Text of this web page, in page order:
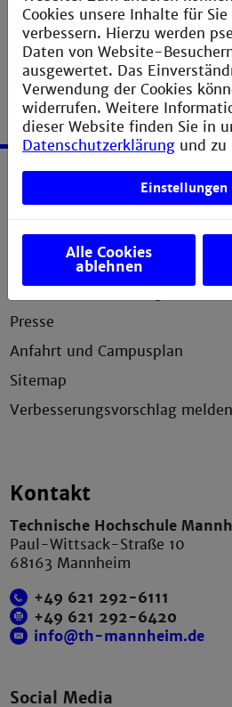
Impressum
Erklärung zur Barrierefreiheit
Presse
Anfahrt und Campusplan
Sitemap
Verbesserungsvorschlag melden
Kontakt
Technische Hochschule
Paul-Wittsack-Straße 10
68163 Mannheim
+49 621 292-6111
+49 621 292-6420
info@th-mannheim.de
Social Media
Cookies unsere Inhalte für
verbessern. Hierzu werden
Daten von Website-
ausgewertet. Das
Verwendung der Cookies
widerrufen. Weitere
dieser Website finden Sie in
Datenschutzerklärung und zu
Einstellungen
Alle Cookies
ablehnen